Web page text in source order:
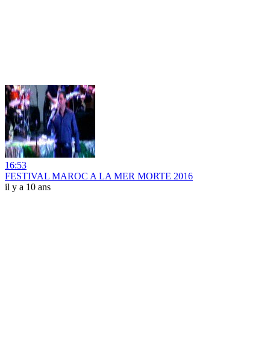
16:53
FESTIVAL MAROC A LA MER MORTE 2016
il y a 10 ans